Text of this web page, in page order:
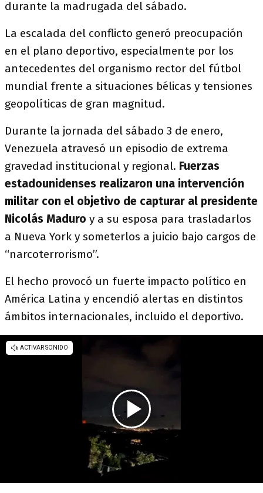
durante la madrugada del sábado.
La escalada del conflicto generó preocupación
en el plano deportivo, especialmente por los
antecedentes del organismo rector del fútbol
mundial frente a situaciones bélicas y tensiones
geopolíticas de gran magnitud.
Durante la jornada del sábado 3 de enero,
Venezuela atravesó un episodio de extrema
gravedad institucional y regional. Fuerzas
estadounidenses realizaron una intervención
militar con el objetivo de capturar al presidente
Nicolás Maduro y a su esposa para trasladarlos
a Nueva York y someterlos a juicio bajo cargos de
“narcoterrorismo”.
El hecho provocó un fuerte impacto político en
América Latina y encendió alertas en distintos
ámbitos internacionales, incluido el deportivo.